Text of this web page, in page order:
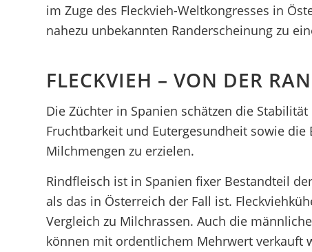
im Zuge des Fleckvieh-Weltkongresses in
nahezu unbekannten Randerscheinung zu
FLECKVIEH – VON DER
Die Züchter in Spanien schätzen die
Fruchtbarkeit und Eutergesundheit sowie
Milchmengen zu erzielen.
Rindfleisch ist in Spanien fixer Bestandteil
als das in Österreich der Fall ist.
Vergleich zu Milchrassen. Auch die
können mit ordentlichem Mehrwert verkauft